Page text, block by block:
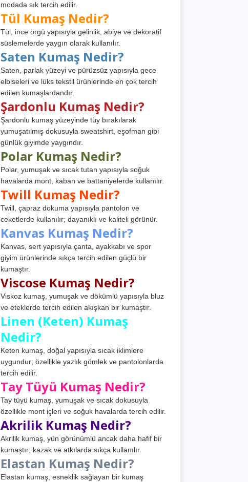
modada sık tercih edilir.
Tül Kumaş Nedir?
Tül, ince örgü yapısıyla gelinlik, abiye ve dekoratif
süslemelerde yaygın olarak kullanılır.
Saten Kumaş Nedir?
Saten, parlak yüzeyi ve pürüzsüz yapısıyla gece
elbiseleri ve lüks tekstil ürünlerinde en çok tercih
edilen kumaşlardandır.
Şardonlu Kumaş Nedir?
Şardonlu kumaş yüzeyinde tüy bırakılarak
yumuşatılmış dokusuyla sweatshirt, eşofman gibi
günlük giyimde yaygındır.
Polar Kumaş Nedir?
Polar, yumuşak ve sıcak tutan yapısıyla soğuk
havalarda mont, kaban ve battaniyelerde kullanılır.
Twill Kumaş Nedir?
Twill, çapraz dokuma yapısıyla pantolon ve
ceketlerde kullanılır; dayanıklı ve kaliteli görünür.
Kanvas Kumaş Nedir?
Kanvas, sert yapısıyla çanta, ayakkabı ve spor
giyim ürünlerinde sıkça tercih edilen güçlü bir
kumaştır.
Viscose Kumaş Nedir?
Viskoz kumaş, yumuşak ve dökümlü yapısıyla bluz
ve eteklerde tercih edilen akışkan bir kumaştır.
Linen (Keten) Kumaş
Nedir?
Keten kumaş, doğal yapısıyla sıcak iklimlere
uygundur; özellikle yazlık gömlek ve pantolonlarda
tercih edilir.
Tay Tüyü Kumaş Nedir?
Tay tüyü kumaş, yumuşak ve sıcak dokusuyla
özellikle mont içleri ve soğuk havalarda tercih edilir.
Akrilik Kumaş Nedir?
Akrilik kumaş, yün görünümlü ancak daha hafif bir
kumaştır; kazak ve atkılarda sıkça kullanılır.
Elastan Kumaş Nedir?
Elastan kumaş, esneklik sağlayan bir kumaş